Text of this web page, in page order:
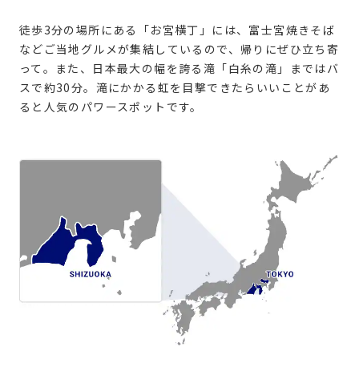
徒歩3分の場所にある「お宮横丁」には、富士宮焼きそば
などご当地グルメが集結しているので、帰りにぜひ立ち寄
って。また、日本最大の幅を誇る滝「白糸の滝」まではバ
スで約30分。滝にかかる虹を目撃できたらいいことがあ
ると人気のパワースポットです。